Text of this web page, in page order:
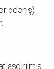
ödəniş)